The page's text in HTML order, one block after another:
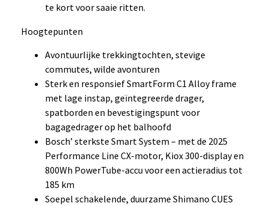
te kort voor saaie ritten.
Hoogtepunten
Avontuurlijke trekkingtochten, stevige
commutes, wilde avonturen
Sterk en responsief SmartForm C1 Alloy frame
met lage instap, geïntegreerde drager,
spatborden en bevestigingspunt voor
bagagedrager op het balhoofd
Bosch’ sterkste Smart System – met de 2025
Performance Line CX-motor, Kiox 300-display en
800Wh PowerTube-accu voor een actieradius tot
185 km
Soepel schakelende, duurzame Shimano CUES